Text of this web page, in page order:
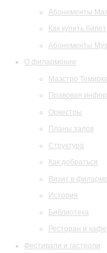
Абонементы
Как купить билет
Абонементы
О филармонии
Маэстро
Правовая
Оркестры
Планы залов
Структура
Как добраться
Визит в
История
Библиотека
Ресторан и кафе
Фестивали и гастроли